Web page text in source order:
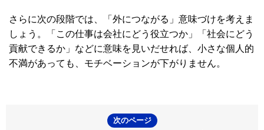
さらに次の段階では、「外につながる」意味づけを考えま
しょう。「この仕事は会社にどう役立つか」「社会にどう
貢献できるか」などに意味を見いだせれば、小さな個人的
不満があっても、モチベーションが下がりません。
次のページ